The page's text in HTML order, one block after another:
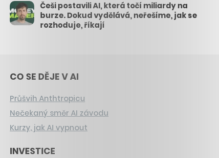
Češi postavili AI, která točí miliardy na
burze. Dokud vydělává, neřešíme, jak se
rozhoduje, říkají
CO SE DĚJE V AI
Průšvih Anthtropicu
Nečekaný směr AI závodu
Kurzy, jak AI vypnout
INVESTICE